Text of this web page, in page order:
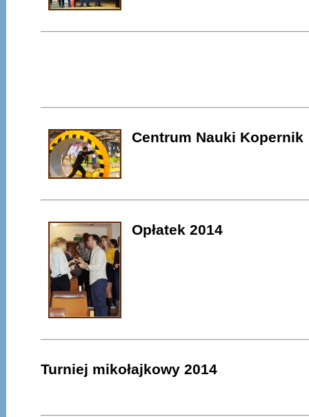
Centrum Nauki Kopernik
Opłatek 2014
Turniej mikołajkowy 2014